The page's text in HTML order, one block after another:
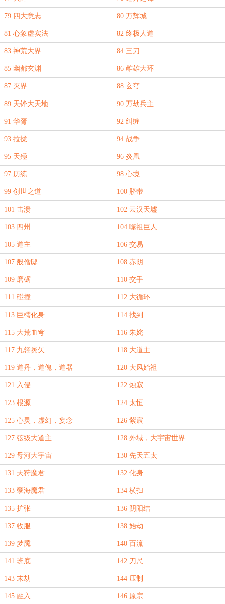
79 四大意志 80 万辉城
81 心象虚实法 82 终极人道
83 神荒大界 84 三刀
85 幽都玄渊 86 雌雄大环
87 灭界 88 玄穹
89 天锋大天地 90 万劫兵主
91 华胥 92 纠缠
93 拉拢 94 战争
95 天殛 96 炎凰
97 历练 98 心境
99 创世之道 100 脐带
101 击溃 102 云汉天墟
103 四州 104 噬祖巨人
105 道主 106 交易
107 般僧邸 108 赤阴
109 磨砺 110 交手
111 碰撞 112 大循环
113 巨樗化身 114 找到
115 大荒血穹 116 朱姹
117 九翎炎矢 118 大道主
119 道丹，道傀，道器 120 大风始祖
121 入侵 122 烛寂
123 根源 124 太恒
125 心灵，虚幻，妄念 126 紫宸
127 弦级大道主 128 外域，大宇宙世界
129 母河大宇宙 130 先天五太
131 天狩魔君 132 化身
133 孽海魔君 134 横扫
135 扩张 136 阴阳结
137 收服 138 始劫
139 梦魇 140 百流
141 班底 142 刀尺
143 末劫 144 压制
145 融入 146 原宗